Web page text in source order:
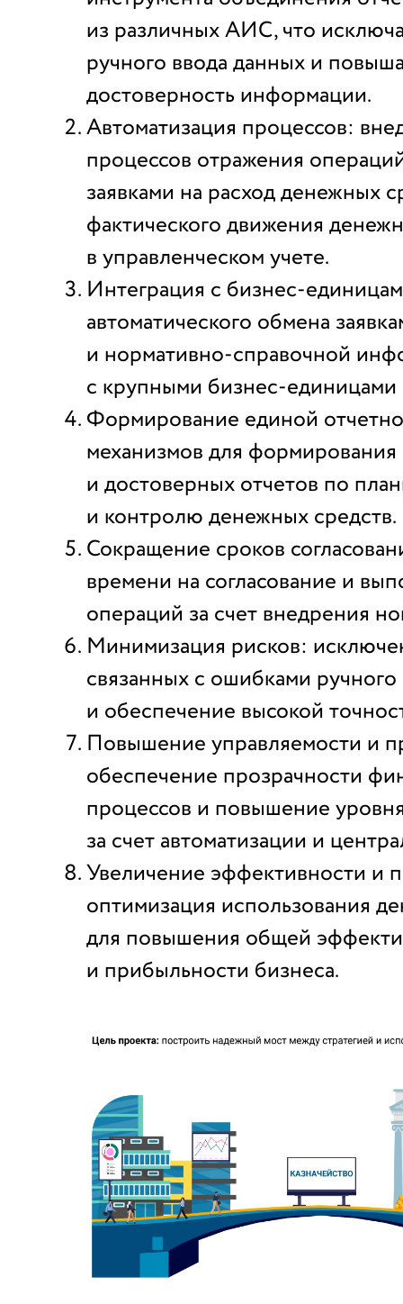
из различных АИС, что
ручного ввода данных и
достоверность информации.
Автоматизация процессов:
процессов отражения
заявками на расход денежных
фактического движения
в управленческом учете.
Интеграция с бизнес-
автоматического обмена
и нормативно-справочной
с крупными бизнес-единицами
Формирование единой
механизмов для
и достоверных отчетов по
и контролю денежных средств.
Сокращение сроков
времени на согласование и
операций за счет внедрения
Минимизация рисков:
связанных с ошибками
и обеспечение высокой
Повышение управляемости и
обеспечение прозрачности
процессов и повышение
за счет автоматизации и
Увеличение эффективности и
оптимизация использования
для повышения общей
и прибыльности бизнеса.